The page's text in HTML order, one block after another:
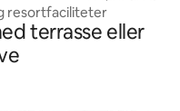
resortfaciliteter
terrasse eller